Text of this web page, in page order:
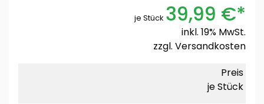
je Stück 39,99 €*
inkl. 19% MwSt.
zzgl. Versandkosten
Preis
je Stück